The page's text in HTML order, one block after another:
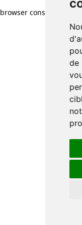
de
browser console for